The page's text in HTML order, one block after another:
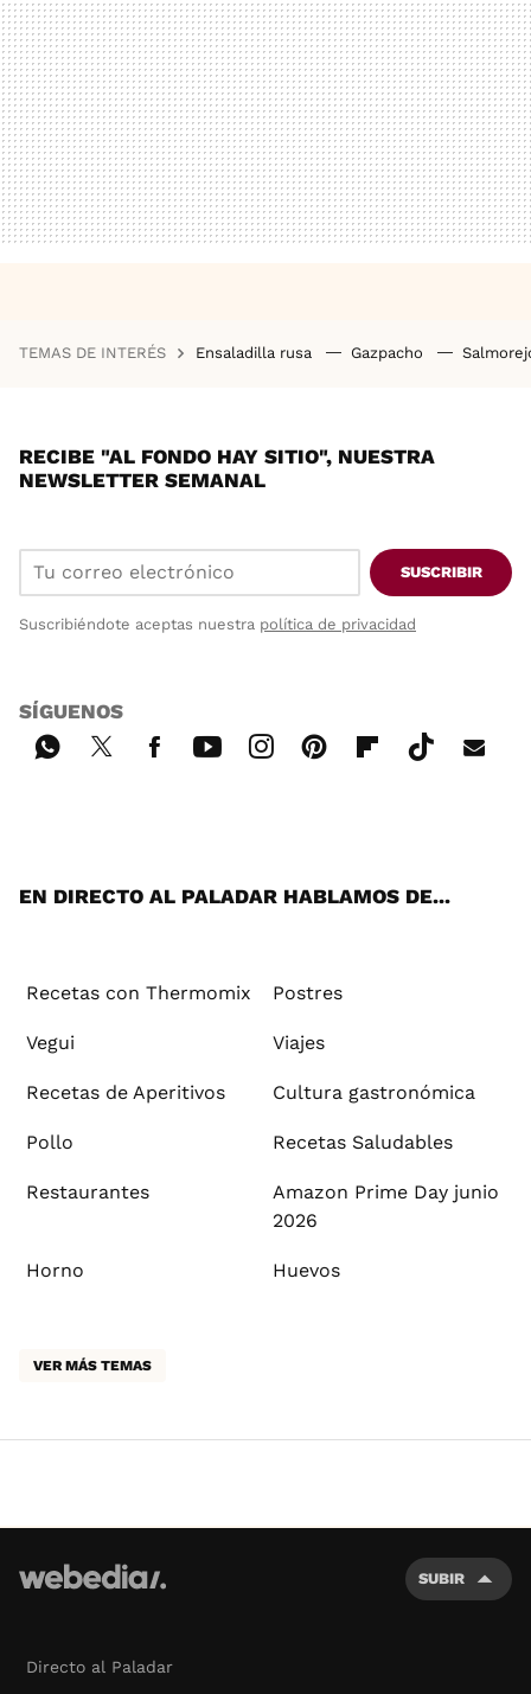
TEMAS DE INTERÉS Ensaladilla rusa Gazpacho
RECIBE "AL FONDO HAY SITIO", NUESTRA
NEWSLETTER SEMANAL
SUSCRIBIR
Suscribiéndote aceptas nuestra política de privacidad
SÍGUENOS
EN DIRECTO AL PALADAR HABLAMOS DE...
Recetas con Thermomix Postres
Vegui Viajes
Recetas de Aperitivos Cultura gastronómica
Pollo Recetas Saludables
Restaurantes
Amazon Prime Day junio
2026
Horno Huevos
VER MÁS TEMAS
SUBIR
Directo al Paladar